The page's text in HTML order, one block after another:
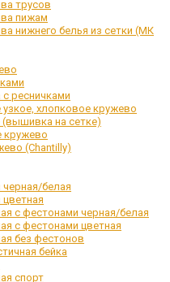
трусов
пижам
нижнего белья из сетки (МК
ресничками
хлопковое кружево
на сетке)
кружево
(Chantilly)
черная/белая
цветная
с фестонами черная/белая
с фестонами цветная
без фестонов
бейка
спорт